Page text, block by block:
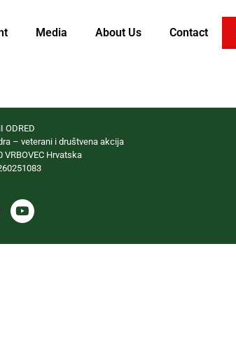
Media About Us Contact
ODRED
– veterani i društvena akcija
VRBOVEC Hrvatska